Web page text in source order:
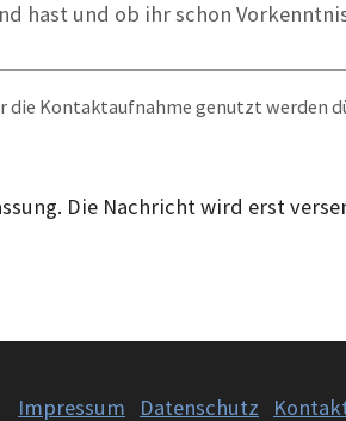
die Kontaktaufnahme genutzt werden
Die Nachricht wird erst
Impressum Datenschutz